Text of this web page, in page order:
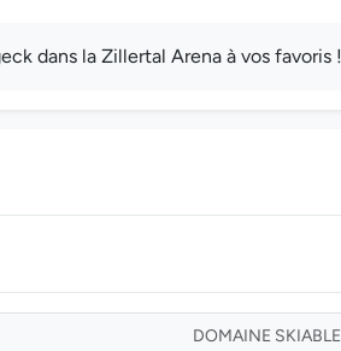
dans la Zillertal Arena à vos favoris !
DOMAINE SKIABLE